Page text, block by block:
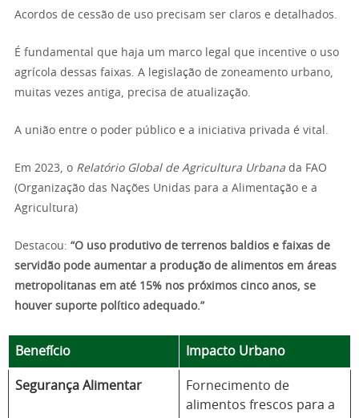
Acordos de cessão de uso precisam ser claros e detalhados.
É fundamental que haja um marco legal que incentive o uso
agrícola dessas faixas. A legislação de zoneamento urbano,
muitas vezes antiga, precisa de atualização.
A união entre o poder público e a iniciativa privada é vital.
Em 2023, o Relatório Global de Agricultura Urbana da FAO
(Organização das Nações Unidas para a Alimentação e a
Agricultura)
Destacou: “O uso produtivo de terrenos baldios e faixas de
servidão pode aumentar a produção de alimentos em áreas
metropolitanas em até 15% nos próximos cinco anos, se
houver suporte político adequado.”
Benefício Impacto Urbano
Segurança Alimentar
Fornecimento de
alimentos frescos para a